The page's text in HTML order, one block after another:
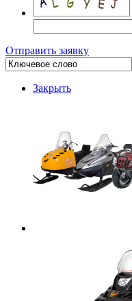
Отправить заявку
Закрыть